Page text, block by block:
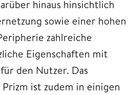
hinaus hinsichtlich
sowie einer hohen
zahlreiche
Eigenschaften mit
den Nutzer. Das
ist zudem in einigen